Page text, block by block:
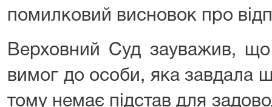
помилковий висновок про
Верховний Суд зауважив, що
вимог до особи, яка завдала
тому немає підстав для